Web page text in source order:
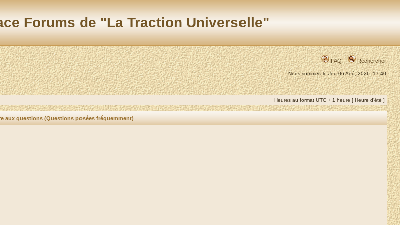
Forums de "La Traction Universelle"
FAQ Rechercher
Nous sommes le Jeu 06 Aoû, 2026- 17:40
Heures au format UTC + 1 heure [ Heure d’été ]
aux questions (Questions posées fréquemment)